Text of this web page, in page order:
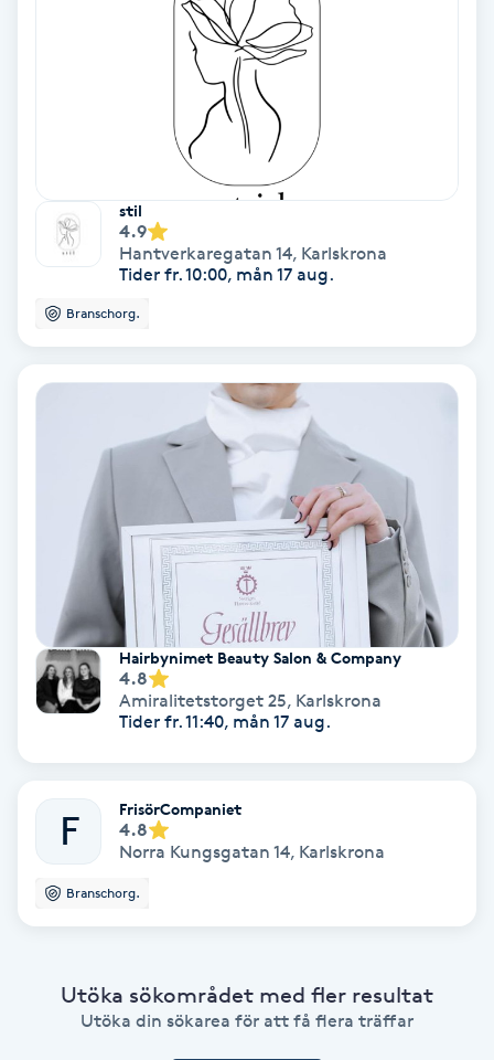
Hälsprickor
IR-massage
Japansk massage
K18
Katun fransar
Keratinbehandling
Kinesiologi
Kiropraktik
stil
4.9
Hantverkaregatan 14, Karlskrona
Tider fr. 10:00, mån 17 aug.
Branschorg.
Hairbynimet Beauty Salon & Company
4.8
Amiralitetstorget 25, Karlskrona
Tider fr. 11:40, mån 17 aug.
F FrisörCompaniet
4.8
Norra Kungsgatan 14, Karlskrona
Branschorg.
Utöka sökområdet med fler resultat
Utöka din sökarea för att få flera träffar